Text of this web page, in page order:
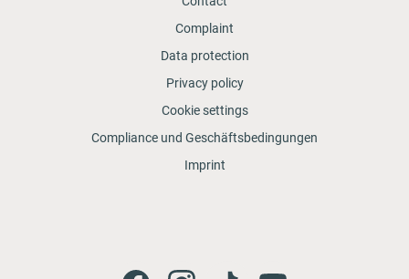
Complaint
Data protection
Privacy policy
Cookie settings
Compliance und Geschäftsbedingungen
Imprint